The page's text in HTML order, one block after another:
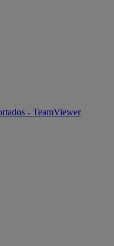
- TeamViewer